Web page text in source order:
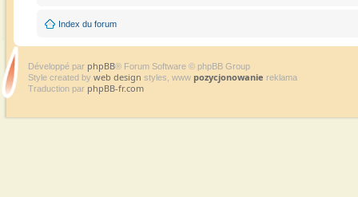
Index du forum
Développé par phpBB® Forum Software © phpBB Group
Style created by web design styles, www pozycjonowanie reklama
Traduction par phpBB-fr.com